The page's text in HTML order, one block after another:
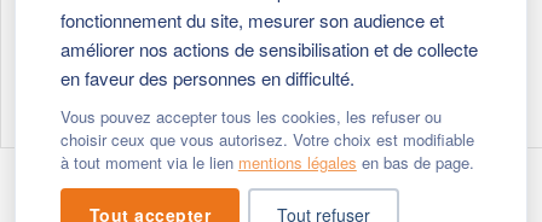
fonctionnement du site, mesurer son audience et
améliorer nos actions de sensibilisation et de collecte
en faveur des personnes en difficulté.
Vous pouvez accepter tous les cookies, les refuser ou
choisir ceux que vous autorisez. Votre choix est modifiable
à tout moment via le lien mentions légales en bas de page.
Tout accepter Tout refuser
69647 Caluire et Cuire cedex
+ 33 (0)4 72 27 42 58
- © 2026 Habitat & Humanisme